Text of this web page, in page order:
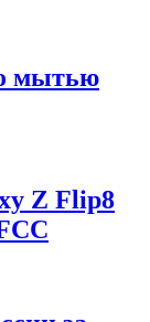
мытью
Z Flip8